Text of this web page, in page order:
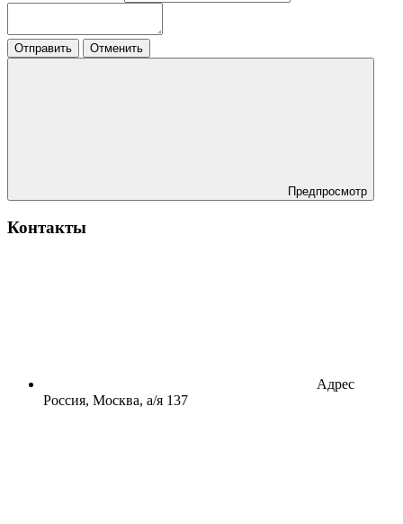
Отправить Отменить
Предпросмотр
Контакты
Адрес
Россия, Москва, а/я 137